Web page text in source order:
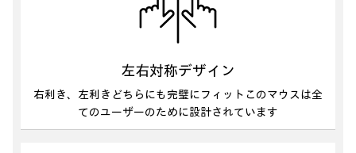
左右対称デザイン
右利き、左利きどちらにも完璧にフィット このマウスは全
てのユーザーのために設計されています